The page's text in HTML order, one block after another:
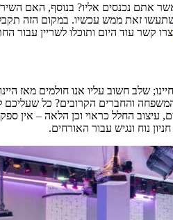
אתם נכנסים אליו? בנוסף, האם
זאת ממש עכשיו. במקום הזה
צרו קשר עוד היום ותוכלו לשריין עבור
שלב חשוב עליו אנו חולמים מאז
החלל כראוי וכן הלאה – אין
נוח ונגיש עבור האורחים.